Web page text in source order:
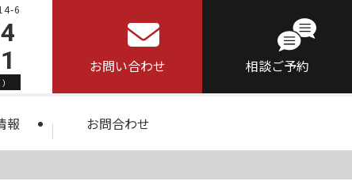
報 お問合わせ
6
お問い合わせ 相談ご予約